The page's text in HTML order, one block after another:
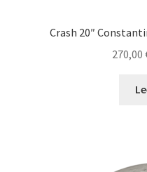
Crash 20″
270,00